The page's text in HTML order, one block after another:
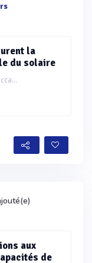
la
du solaire
aux
de